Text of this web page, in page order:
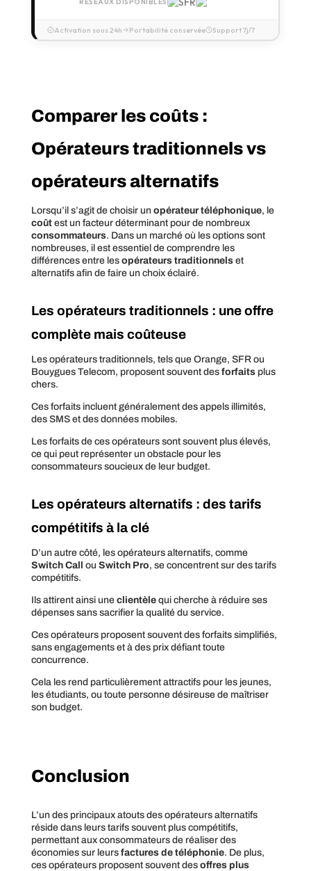
RÉSEAUX DISPONIBLES
Activation sous 24h Portabilité conservée Support 7j/7
Comparer les coûts :
Opérateurs traditionnels vs
opérateurs alternatifs
Lorsqu’il s’agit de choisir un opérateur téléphonique, le
coûtest un facteur déterminant pour de nombreux
consommateurs. Dans un marché où les options sont
nombreuses, il est essentiel de comprendre les
différences entre les opérateurs traditionnelset
alternatifs afin de faire un choix éclairé.
Les opérateurs traditionnels : uneoffre
complètemais coûteuse
Les opérateurs traditionnels, tels que Orange, SFR ou
Bouygues Telecom, proposent souvent des forfaitsplus
chers.
Ces forfaits incluent généralement des appels illimités,
des SMS et des données mobiles.
Les forfaits de ces opérateurs sont souvent plus élevés,
ce qui peut représenter un obstacle pour les
consommateurs soucieux de leur budget.
Les opérateurs alternatifs : des tarifs
compétitifs à la clé
D’un autre côté, les opérateurs alternatifs, comme
Switch Call ou Switch Pro, se concentrent sur des tarifs
compétitifs.
Ils attirent ainsi une clientèlequi cherche à réduire ses
dépenses sans sacrifier la qualité du service.
Ces opérateurs proposent souvent des forfaits simplifiés,
sans engagements et à des prix défiant toute
concurrence.
Cela les rend particulièrement attractifs pour les jeunes,
les étudiants, ou toute personne désireuse de maîtriser
son budget.
Conclusion
L’un des principaux atouts des opérateurs alternatifs
réside dans leurs tarifs souvent plus compétitifs,
permettant aux consommateurs de réaliser des
économies sur leurs factures de téléphonie. De plus,
ces opérateurs proposent souvent des offres plus